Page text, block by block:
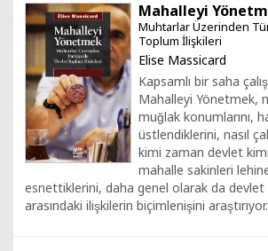
Mahalleyi
Muhtarlar Üzerinden
Toplum İlişkileri
Elise Massicard
Kapsamlı bir saha
Mahalleyi Yönetmek,
muğlak konumlarını,
üstlendiklerini, nasıl
kimi zaman devlet
mahalle sakinleri
esnettiklerini, daha genel olarak da
arasındaki ilişkilerin biçimlenişini araştırıyor.